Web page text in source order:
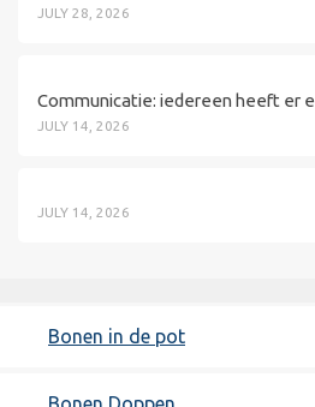
JULY 28, 2026
Communicatie: iedereen heeft er
JULY 14, 2026
JULY 14, 2026
Bonen in de pot